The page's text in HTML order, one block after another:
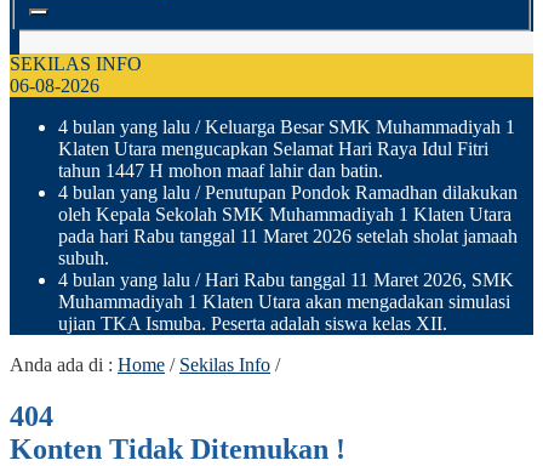
SEKILAS INFO
06-08-2026
4 bulan yang lalu / Keluarga Besar SMK Muhammadiyah 1
Klaten Utara mengucapkan Selamat Hari Raya Idul Fitri
tahun 1447 H mohon maaf lahir dan batin.
4 bulan yang lalu / Penutupan Pondok Ramadhan dilakukan
oleh Kepala Sekolah SMK Muhammadiyah 1 Klaten Utara
pada hari Rabu tanggal 11 Maret 2026 setelah sholat jamaah
subuh.
4 bulan yang lalu / Hari Rabu tanggal 11 Maret 2026, SMK
Muhammadiyah 1 Klaten Utara akan mengadakan simulasi
ujian TKA Ismuba. Peserta adalah siswa kelas XII.
Anda ada di : Home / Sekilas Info /
404
Konten Tidak Ditemukan !